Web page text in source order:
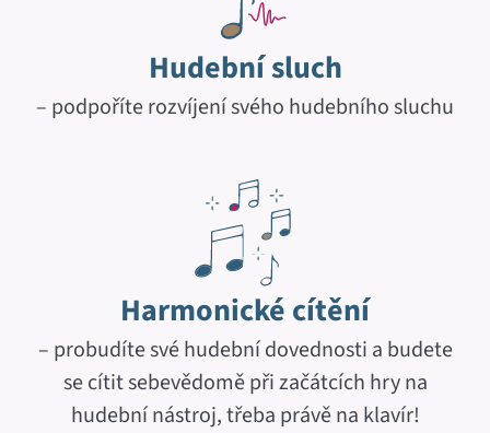
Hudební sluch
– podpoříte rozvíjení svého hudebního sluchu
Harmonické cítění
– probudíte své hudební dovednosti a budete
se cítit sebevědomě při začátcích hry na
hudební nástroj, třeba právě na klavír!